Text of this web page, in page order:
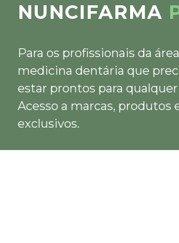
NUNCIFARMA
Para os profissionais da
medicina dentária que
estar prontos para
Acesso a marcas, produtos
exclusivos.